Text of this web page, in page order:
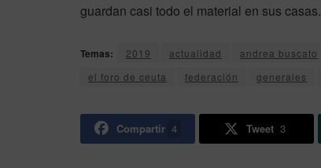
guardan casi todo el material en sus casas.
Temas: 2019 actualidad andrea buscato
el foro de ceuta
federación generales
Compartir 4 Tweet 3